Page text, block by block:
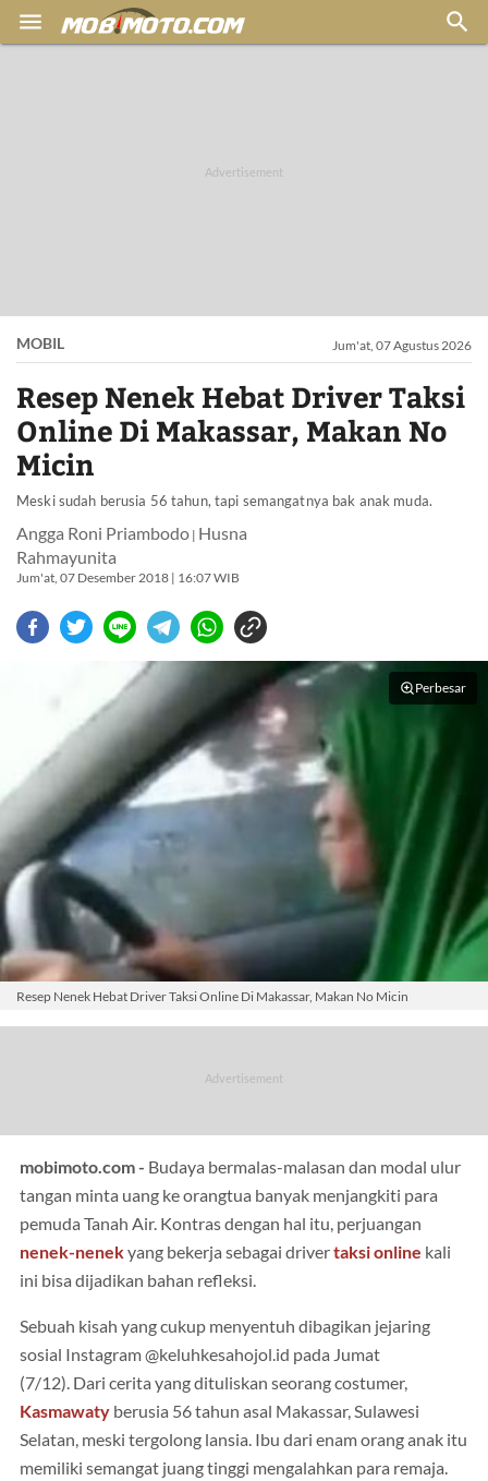
 
MOBIL Jum'at, 07 Agustus 2026
Resep Nenek Hebat Driver Taksi
Online Di Makassar, Makan No
Micin
Meski sudah berusia 56 tahun, tapi semangatnya bak anak muda.
Angga Roni Priambodo | Husna
Rahmayunita
Jum'at, 07 Desember 2018 | 16:07 WIB
Perbesar
Resep Nenek Hebat Driver Taksi Online Di Makassar, Makan No Micin
mobimoto.com - Budaya bermalas-malasan dan modal ulur
tangan minta uang ke orangtua banyak menjangkiti para
pemuda Tanah Air. Kontras dengan hal itu, perjuangan
nenek-nenekyang bekerja sebagai drivertaksi online kali
ini bisa dijadikan bahan refleksi.
Sebuah kisah yang cukup menyentuh dibagikan jejaring
sosial Instagram @keluhkesahojol.id pada Jumat
(7/12). Dari cerita yang dituliskan seorang costumer,
Kasmawaty berusia 56 tahun asal Makassar, Sulawesi
Selatan, meski tergolong lansia. Ibu dari enam orang anak itu
memiliki semangat juang tinggi mengalahkan para remaja.